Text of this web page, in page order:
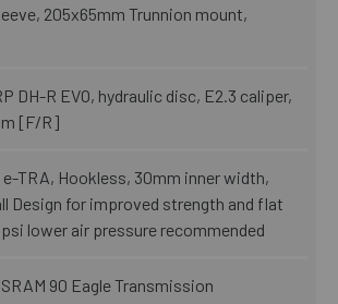
205x65mm Trunnion mount,
DH-R EVO, hydraulic disc, E2.3 caliper,
[F/R]
e-TRA, Hookless, 30mm inner width,
Design for improved strength and flat
lower air pressure recommended
SRAM 90 Eagle Transmission